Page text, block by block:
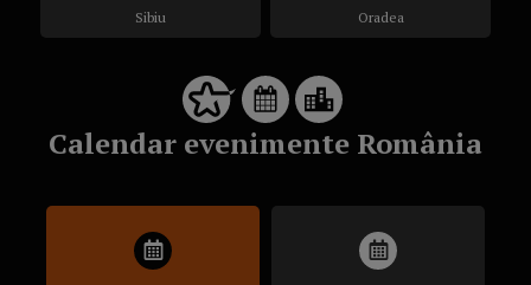
Sibiu Oradea
Calendar evenimente România